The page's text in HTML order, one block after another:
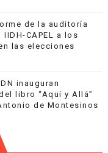
de la auditoría
CAPEL a los
las elecciones
inauguran
libro “Aquí y Allá”
de Montesinos